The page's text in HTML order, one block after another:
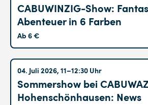
CABUWINZIG-Show:
Abenteuer in 6 Farben
Ab 6 €
04. Juli 2026, 11–12:30 Uhr
Sommershow bei
Hohenschönhausen: News